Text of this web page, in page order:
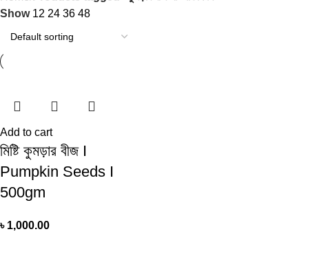
Show 12 24 36 48
Add to cart
মিষ্টি কুমড়ার বীজ I
Pumpkin Seeds I
500gm
৳ 1,000.00